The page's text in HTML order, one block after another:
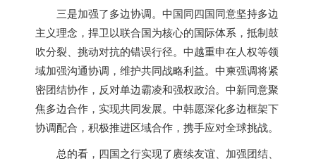
三是加强了多边协调。中国同四国同意坚持多边
主义理念，捍卫以联合国为核心的国际体系，抵制鼓
吹分裂、挑动对抗的错误行径。中越重申在人权等领
域加强沟通协调，维护共同战略利益。中柬强调将紧
密团结协作，反对单边霸凌和强权政治。中新同意聚
焦多边合作，实现共同发展。中韩愿深化多边框架下
协调配合，积极推进区域合作，携手应对全球挑战。
总的看，四国之行实现了赓续友谊、加强团结、